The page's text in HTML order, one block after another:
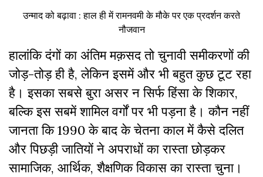
उन्माद को बढ़ावा : हाल ही में रामनवमी के मौके पर एक प्रदर्शन करते
नौजवान
हालांकि दंगों का अंतिम मक़सद तो चुनावी समीकरणों की
जोड़-तोड़ ही है, लेकिन इसमें और भी बहुत कुछ टूट रहा
है। इसका सबसे बुरा असर न सिर्फ हिंसा के शिकार,
बल्कि इस सबमें शामिल वर्गों पर भी पड़ना है। कौन नहीं
जानता कि 1990 के बाद के चेतना काल में कैसे दलित
और पिछड़ी जातियों ने अपराधों का रास्ता छोड़कर
सामाजिक, आर्थिक, शैक्षणिक विकास का रास्ता चुना।